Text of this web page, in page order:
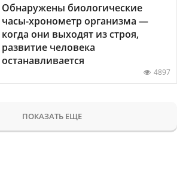
Обнаружены биологические
часы-хронометр организма —
когда они выходят из строя,
развитие человека
останавливается
4897
ПОКАЗАТЬ ЕЩЕ